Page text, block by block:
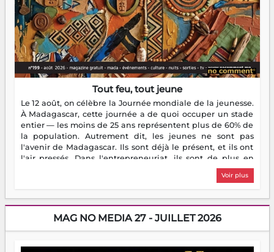
Tout feu, tout jeune
Le 12 août, on célèbre la Journée mondiale de la jeunesse.
À Madagascar, cette journée a de quoi occuper un stade
entier — les moins de 25 ans représentent plus de 60% de
la population. Autrement dit, les jeunes ne sont pas
l'avenir de Madagascar. Ils sont déjà le présent, et ils ont
l'air pressés. Dans l'entrepreneuriat, ils sont de plus en
plus nombreux à se lancer, à créer, à risquer — souvent
sans filet, souvent sans aide, mais toujours avec cette
dorment vraiment la nuit. En culture, les nouvelles sont
encore meilleures. Aina Rasamoelina vient de décrocher le
Prix RFI Instrumental Afrique. Miangaly Elia rafle le Prix
jeunes qui tiennent la torche. Alors oui, on pourrait
Voir plus
MAG NO MEDIA 27 - JUILLET 2026